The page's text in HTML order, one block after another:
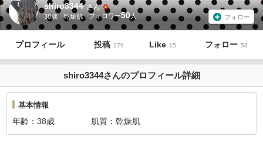
shiro3344 さん
38歳 乾燥肌 50 フォロー
プロフィール 投稿 279 Like 15 フォロー 53
shiro3344さんのプロフィール詳細
基本情報
年齢 38歳 肌質 乾燥肌